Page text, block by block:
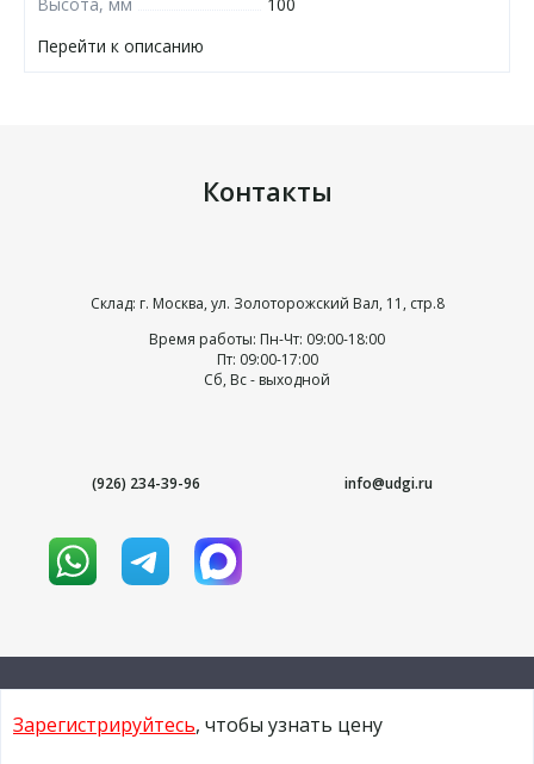
Перейти к описанию
Зарегистрируйтесь, чтобы узнать цену
Контакты
Склад: г. Москва, ул. Золоторожский Вал, 11, стр.8
Время работы: Пн-Чт: 09:00-18:00
Пт: 09:00-17:00
Сб, Вс - выходной
(926) 234-39-96 info@udgi.ru